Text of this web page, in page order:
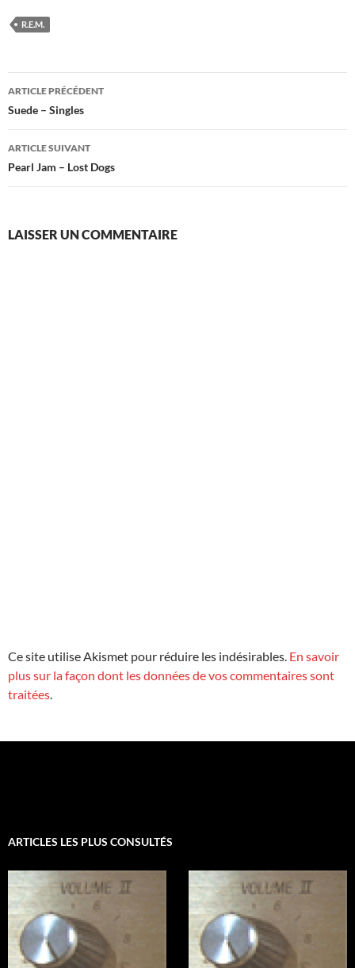
R.E.M.
Navigation
des
articles
ARTICLE PRÉCÉDENT
Suede – Singles
ARTICLE SUIVANT
Pearl Jam – Lost Dogs
LAISSER UN COMMENTAIRE
Ce site utilise Akismet pour réduire les indésirables. En savoir
plus sur la façon dont les données de vos commentaires sont
traitées.
ARTICLES LES PLUS CONSULTÉS